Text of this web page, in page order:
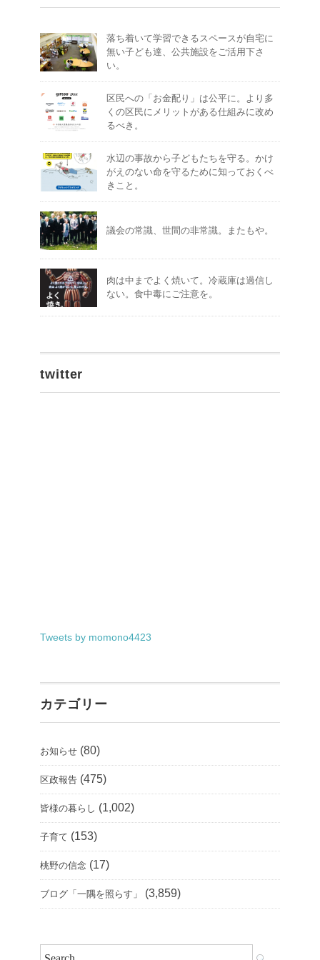
落ち着いて学習できるスペースが自宅に
無い子ども達、公共施設をご活用下さ
い。
区民への「お金配り」は公平に。より多
くの区民にメリットがある仕組みに改め
るべき。
水辺の事故から子どもたちを守る。かけ
がえのない命を守るために知っておくべ
きこと。
議会の常識、世間の非常識。またもや。
肉は中までよく焼いて。冷蔵庫は過信し
ない。食中毒にご注意を。
twitter
Tweets by momono4423
カテゴリー
お知らせ (80)
区政報告 (475)
皆様の暮らし (1,002)
子育て (153)
桃野の信念 (17)
ブログ「一隅を照らす」 (3,859)